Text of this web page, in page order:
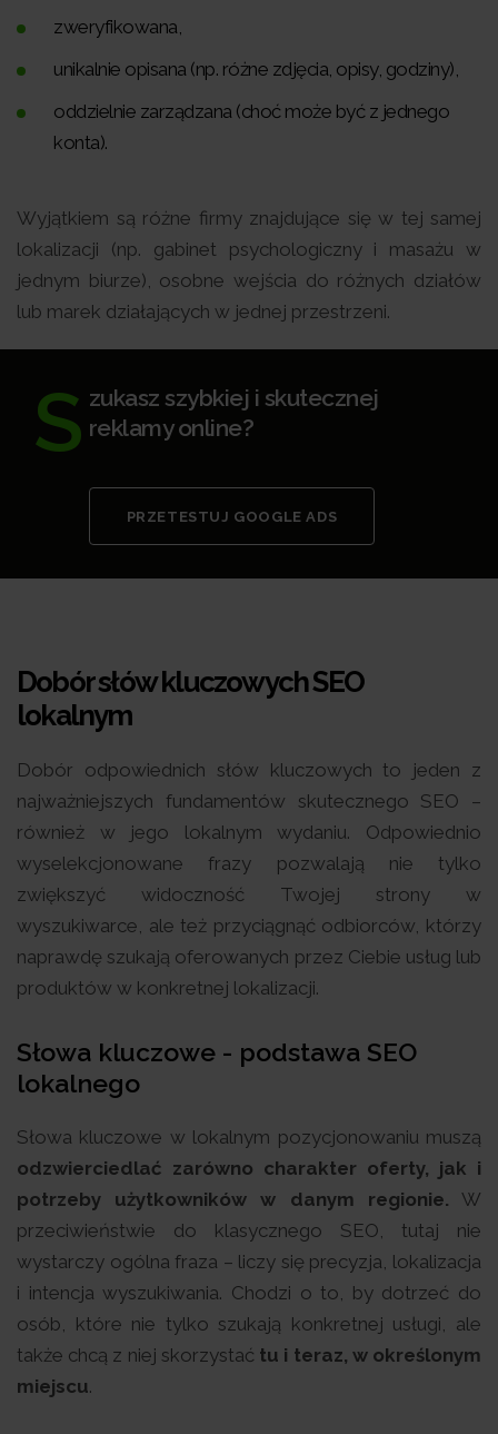
zweryfikowana,
unikalnie opisana (np. różne zdjęcia, opisy, godziny),
oddzielnie zarządzana (choć może być z jednego
konta).
Wyjątkiem są różne firmy znajdujące się w tej samej
lokalizacji (np. gabinet psychologiczny i masażu w
jednym biurze), osobne wejścia do różnych działów
lub marek działających w jednej przestrzeni.
S zukasz szybkiej i skutecznej
reklamy online?
PRZETESTUJ GOOGLE ADS
Dobór słów kluczowych SEO
lokalnym
Dobór odpowiednich słów kluczowych to jeden z
najważniejszych fundamentów skutecznego SEO –
również w jego lokalnym wydaniu. Odpowiednio
wyselekcjonowane frazy pozwalają nie tylko
zwiększyć widoczność Twojej strony w
wyszukiwarce, ale też przyciągnąć odbiorców, którzy
naprawdę szukają oferowanych przez Ciebie usług lub
produktów w konkretnej lokalizacji.
Słowa kluczowe - podstawa SEO
lokalnego
Słowa kluczowe w lokalnym pozycjonowaniu muszą
odzwierciedlać zarówno charakter oferty, jak i
potrzeby użytkowników w danym regionie. W
przeciwieństwie do klasycznego SEO, tutaj nie
wystarczy ogólna fraza – liczy się precyzja, lokalizacja
i intencja wyszukiwania. Chodzi o to, by dotrzeć do
osób, które nie tylko szukają konkretnej usługi, ale
także chcą z niej skorzystać tu i teraz, w określonym
miejscu.